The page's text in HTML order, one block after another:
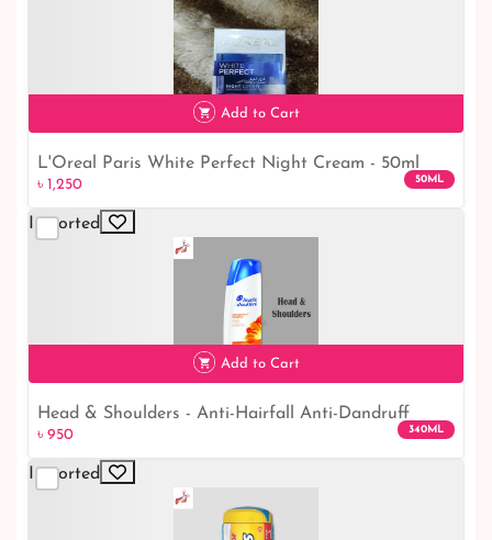
৳ 1,250
Add to Cart
L'Oreal Paris White Perfect Night Cream - 50ml
৳ 1,250 50ML
Imported
Add to Cart
Head & Shoulders - Anti-Hairfall Anti-Dandruff
Shampoo - 340ml
৳ 950 340ML
Imported